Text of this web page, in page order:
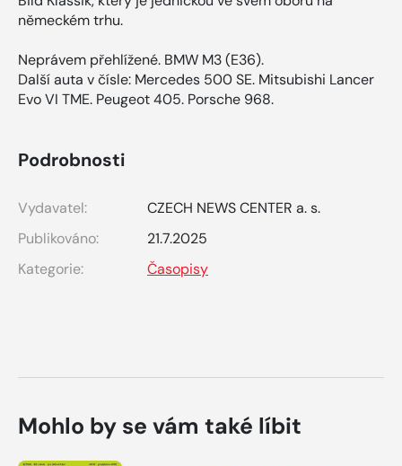
německém trhu.
Neprávem přehlížené. BMW M3 (E36).
Další auta v čísle: Mercedes 500 SE. Mitsubishi Lancer
Evo VI TME. Peugeot 405. Porsche 968.
Podrobnosti
Vydavatel:
CZECH NEWS CENTER a. s.
Publikováno:
21.7.2025
Kategorie:
Časopisy
Mohlo by se vám také líbit